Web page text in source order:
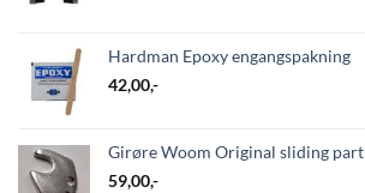
Hardman Epoxy engangspakning
42,00,-
Girøre Woom Original sliding part
59,00,-